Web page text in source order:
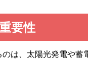
要性
は、太陽光発電や蓄